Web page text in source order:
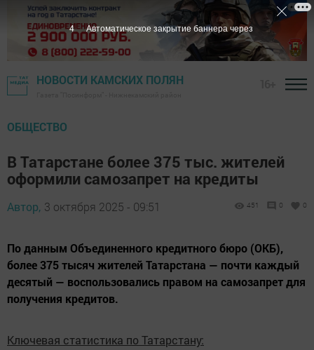
НОВОСТИ КАМСКИХ ПОЛЯН
ОБЩЕСТВО
В Татарстане более 375 тыс. жителей
оформили самозапрет на кредиты
Автор, 3 октября 2025 - 09:51 451 0 0
По данным Объединенного кредитного бюро (ОКБ),
более 375 тысяч жителей Татарстана — почти каждый
десятый — воспользовались правом на самозапрет для
получения кредитов.
Ключевая статистика по Татарстану:
3 Автоматическое закрытие баннера через